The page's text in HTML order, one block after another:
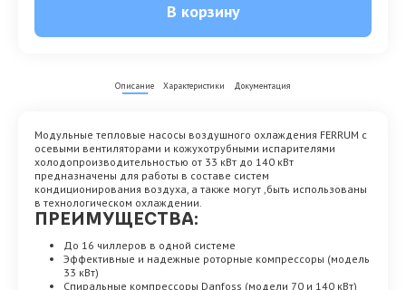
В корзину
Описание Характеристики Документация
Модульные тепловые насосы воздушного охлаждения FERRUM с
осевыми вентиляторами и кожухотрубными испарителями
холодопроизводительностью от 33 кВт до 140 кВт
предназначены для работы в составе систем
кондиционирования воздуха, а также могут ,быть использованы
в технологическом охлаждении.
ПРЕИМУЩЕСТВА:
До 16 чиллеров в одной системе
Эффективные и надежные роторные компрессоры (модель
33 кВт)
Спиральные компрессоры Danfoss (модели 70 и 140 кВт)